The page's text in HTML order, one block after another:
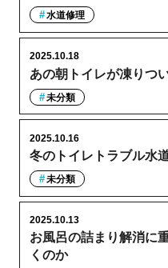
水道修理
あの朝トイレが凍りつ
2025.10.18
未分類
冬のトイレトラブル水
2025.10.16
未分類
お風呂の詰まり解消に
くのか
2025.10.13